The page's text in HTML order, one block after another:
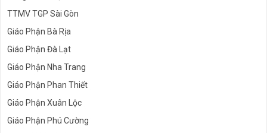
TTMV TGP Sài Gòn
Giáo Phận Bà Rịa
Giáo Phận Đà Lạt
Giáo Phận Nha Trang
Giáo Phận Phan Thiết
Giáo Phận Xuân Lộc
Giáo Phận Phú Cường